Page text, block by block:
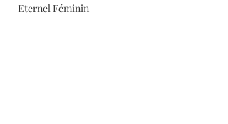
Eternel Féminin